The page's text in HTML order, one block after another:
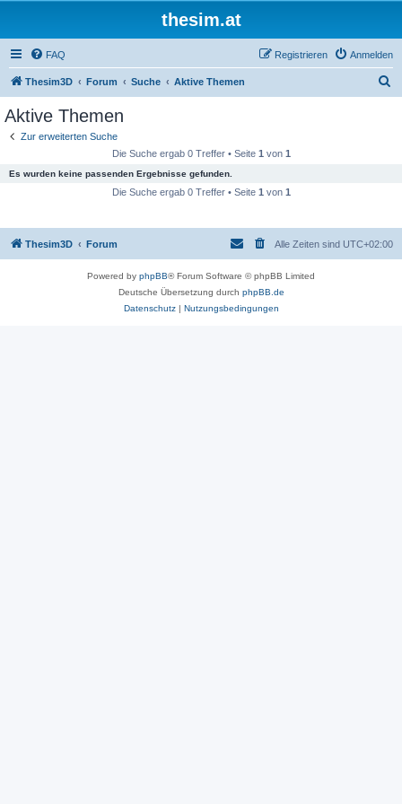
thesim.at
FAQ Anmelden
Registrieren
Thesim3D Forum Suche Aktive Themen
Aktive Themen
Zur erweiterten Suche
Die Suche ergab 0 Treffer • Seite 1 von 1
Es wurden keine passenden Ergebnisse gefunden.
Die Suche ergab 0 Treffer • Seite 1 von 1
Thesim3D Forum Alle Zeiten sind UTC+02:00
Powered by phpBB® Forum Software © phpBB Limited
Deutsche Übersetzung durch phpBB.de
Datenschutz| Nutzungsbedingungen